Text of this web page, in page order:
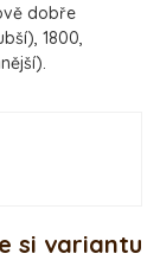
dobře
1800,
si variantu